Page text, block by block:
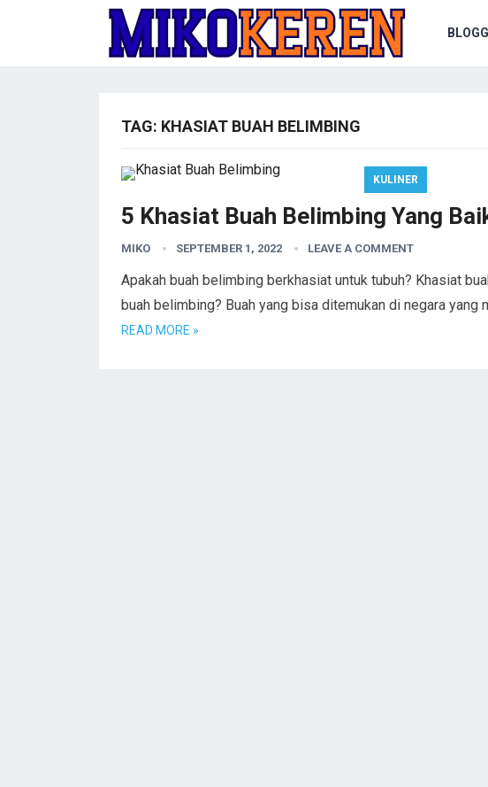
TAG: KHASIAT BUAH BELIMBING
KULINER
5 Khasiat Buah Belimbing Yang
MIKO SEPTEMBER 1, 2022 LEAVE A COMMENT
Apakah buah belimbing berkhasiat untuk tubuh? Khasiat
buah belimbing? Buah yang bisa ditemukan di negara
READ MORE »